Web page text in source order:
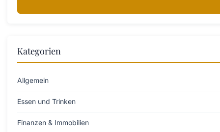
Kategorien
Allgemein
Essen und Trinken
Finanzen & Immobilien